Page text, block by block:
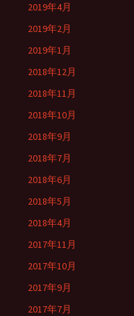
2019年4月
2019年2月
2019年1月
2018年12月
2018年11月
2018年10月
2018年9月
2018年7月
2018年6月
2018年5月
2018年4月
2017年11月
2017年10月
2017年9月
2017年7月